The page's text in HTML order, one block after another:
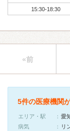
15:30-18:30
«前
5件の医療機関
エリア・駅
愛
病気
リ